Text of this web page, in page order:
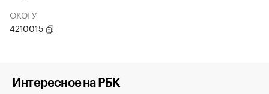
ОКОГУ
4210015
Интересное на РБК